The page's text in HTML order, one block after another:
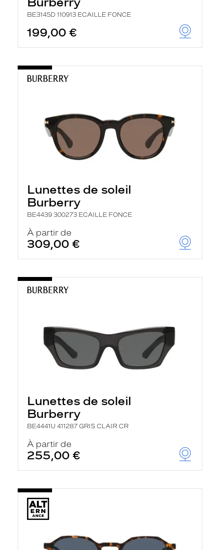
BE3145D 110913 ECAILLE FONCE
199,00 €
Lunettes de soleil
Burberry
BE4439 300273 ECAILLE FONCE
À partir de
309,00 €
Lunettes de soleil
Burberry
BE4441U 411287 GRIS CLAIR CR
À partir de
255,00 €